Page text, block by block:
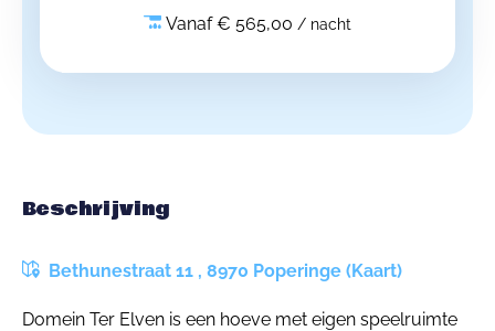
Vanaf € 565,00 / nacht
Beschrijving
Bethunestraat 11 , 8970 Poperinge (Kaart)
Domein Ter Elven is een hoeve met eigen speelruimte